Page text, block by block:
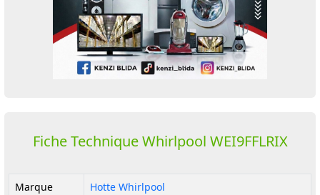
Fiche Technique Whirlpool WEI9FFLRIX
Marque
Hotte Whirlpool